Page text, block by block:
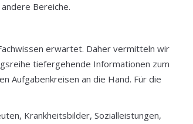
Bereiche.
erwartet. Daher vermitteln wir
tiefergehende Informationen zum
Aufgabenkreisen an die Hand. Für die
Krankheitsbilder, Sozialleistungen,